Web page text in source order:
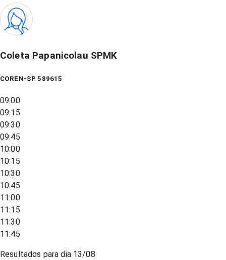
Coleta Papanicolau SPMK
COREN-SP 589615
09:00
09:15
09:30
09:45
10:00
10:15
10:30
10:45
11:00
11:15
11:30
11:45
Resultados para dia 13/08